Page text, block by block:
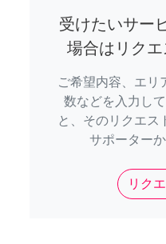
受けたいサー
場合はリク
ご希望内容、エリ
数などを入力し
と、そのリクエス
サポーター
リク